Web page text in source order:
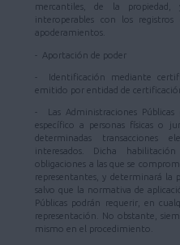
mercantiles, de la
interoperables con los registros
apoderamientos.
- Aportación de poder
- Identificación mediante
emitido por entidad de
- Las Administraciones
específico a personas físicas o
determinadas transacciones
interesados. Dicha
obligaciones a las que se
representantes, y determinará la
salvo que la normativa de
Públicas podrán requerir, en
representación. No obstante,
mismo en el procedimiento.